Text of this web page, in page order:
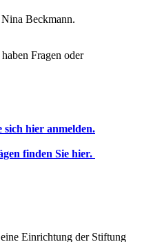
Nina Beckmann.
Fragen oder
sich hier anmelden.
finden Sie hier.
Einrichtung der Stiftung